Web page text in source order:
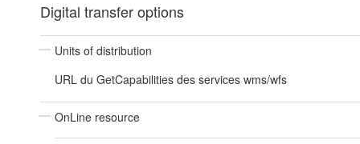
Digital transfer options
Units of distribution
URL du GetCapabilities des services wms/wfs
OnLine resource